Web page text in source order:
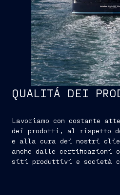
QUALITÁ DEI
Lavoriamo con costante
dei prodotti, al rispetto
e alla cura dei nostri
anche dalle certificazioni
siti produttivi e società